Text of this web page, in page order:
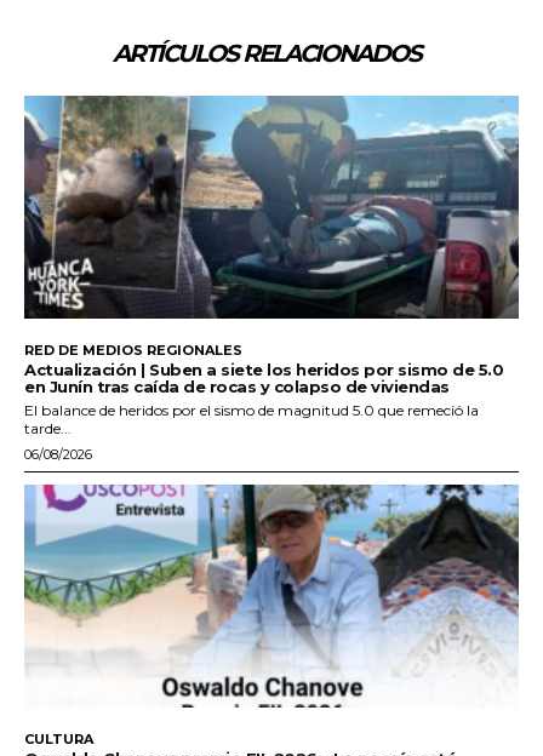
ARTÍCULOS RELACIONADOS
RED DE MEDIOS REGIONALES
Actualización | Suben a siete los heridos por sismo de 5.0
en Junín tras caída de rocas y colapso de viviendas
El balance de heridos por el sismo de magnitud 5.0 que remeció la
tarde...
06/08/2026
CULTURA